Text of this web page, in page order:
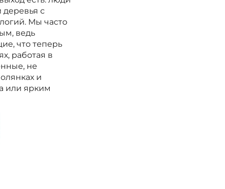
с
Мы часто
ведь
что теперь
работая в
не
и
или ярким